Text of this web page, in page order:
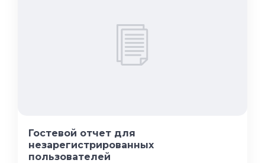
Гостевой отчет для
незарегистрированных
пользователей